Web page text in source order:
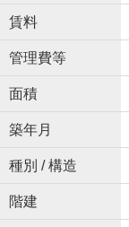
賃料
管理費等
面積
築年月
種別 / 構造
階建